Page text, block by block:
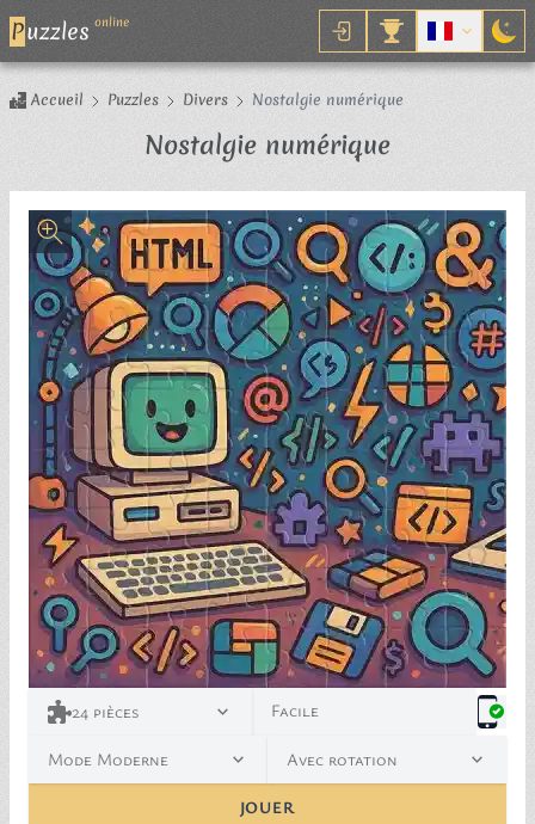
Puzzles online
Accueil Puzzles Divers Nostalgie numérique
Nostalgie numériquePuzzle
24 pièces Facile
Mode Moderne Avec rotation
JOUER